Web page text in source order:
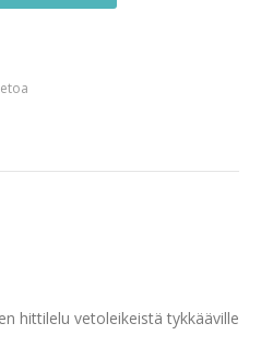
hittilelu vetoleikeistä tykkääville